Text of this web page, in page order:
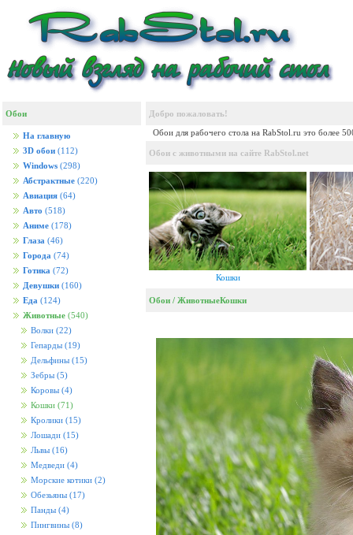
Обои
На главную
3D обои (112)
Windows (298)
Абстрактные (220)
Авиация (64)
Авто (518)
Аниме (178)
Глаза (46)
Города (74)
Готика (72)
Девушки (160)
Еда (124)
Животные (540)
Волки (22)
Гепарды (19)
Дельфины (15)
Зебры (5)
Коровы (4)
Кошки (71)
Кролики (15)
Лошади (15)
Львы (16)
Медведи (4)
Морские котики (2)
Обезьяны (17)
Панды (4)
Пингвины (8)
Добро пожаловать!
Обои для рабочего стола на RabStol.ru это более
Обои с животными на сайте RabStol.net
Кошки
Обои / ЖивотныеКошки